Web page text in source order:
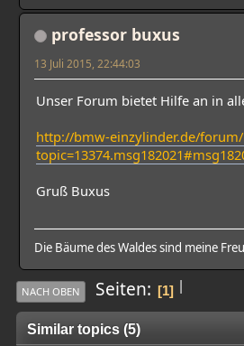
professor buxus
13 Juli 2015, 22:44:03
Unser Forum bietet Hilfe an in
http://bmw-einzylinder.de/
Gruß Buxus
Die Bäume des Waldes sind meine
|
NACH OBEN Seiten 1
Similar topics (5)